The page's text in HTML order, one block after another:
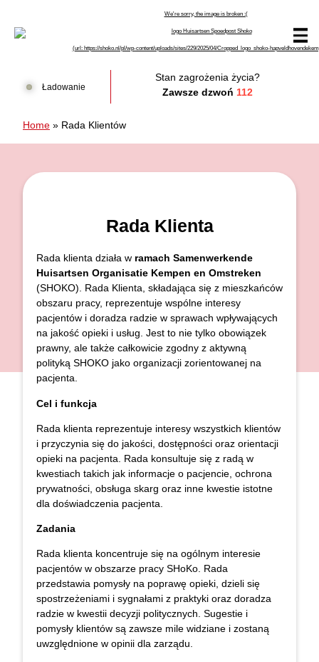
Ładowanie
Stan zagrożenia życia?
Zawsze dzwoń 112
Home » Rada Klientów
Rada Klienta
Rada klienta działa w ramach Samenwerkende
Huisartsen Organisatie Kempen en Omstreken
(SHOKO). Rada Klienta, składająca się z mieszkańców
obszaru pracy, reprezentuje wspólne interesy
pacjentów i doradza radzie w sprawach wpływających
na jakość opieki i usług. Jest to nie tylko obowiązek
prawny, ale także całkowicie zgodny z aktywną
polityką SHOKO jako organizacji zorientowanej na
pacjenta.
Cel i funkcja
Rada klienta reprezentuje interesy wszystkich klientów
i przyczynia się do jakości, dostępności oraz orientacji
opieki na pacjenta. Rada konsultuje się z radą w
kwestiach takich jak informacje o pacjencie, ochrona
prywatności, obsługa skarg oraz inne kwestie istotne
dla doświadczenia pacjenta.
Zadania
Rada klienta koncentruje się na ogólnym interesie
pacjentów w obszarze pracy SHoKo. Rada
przedstawia pomysły na poprawę opieki, dzieli się
spostrzeżeniami i sygnałami z praktyki oraz doradza
radzie w kwestii decyzji politycznych. Sugestie i
pomysły klientów są zawsze mile widziane i zostaną
uwzględnione w opinii dla zarządu.